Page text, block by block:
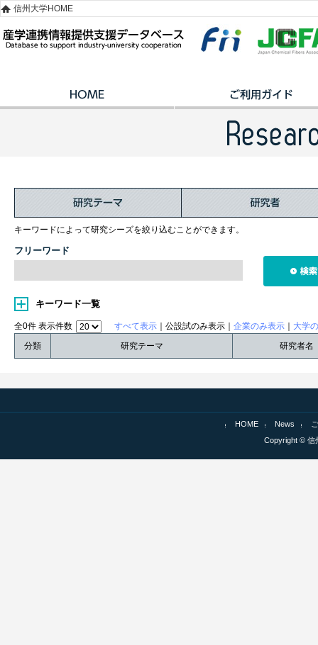
信州大学HOME
キーワードによって研究シーズを絞り込むことができます。
フリーワード
キーワード一覧
全0件 表示件数 すべて表示 ｜公設試のみ表示｜ 企業のみ表示
大学
分類
研究テーマ 研究者名
HOME News
Copyright © 信